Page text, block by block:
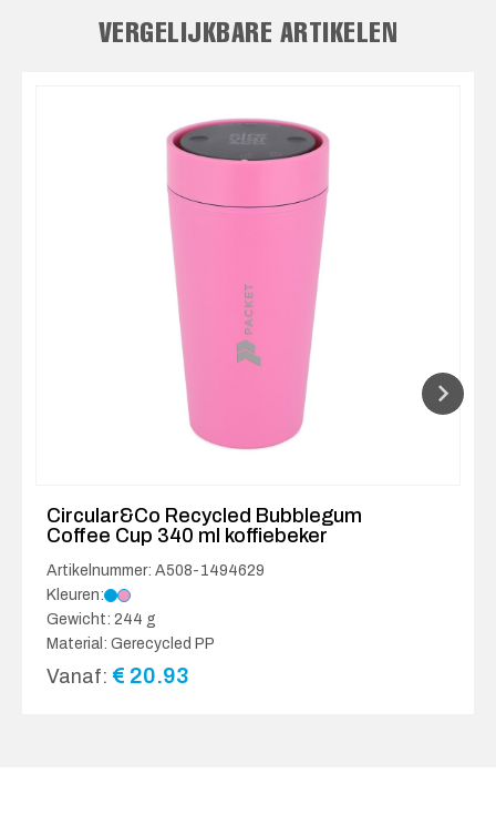
VERGELIJKBARE ARTIKELEN
Circular&Co Recycled Bubblegum
Coffee Cup 340 ml koffiebeker
Artikelnummer: A508-1494629
Kleuren:
Gewicht: 244 g
Material: Gerecycled PP
Vanaf: € 20.93